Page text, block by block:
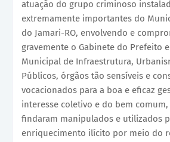
atuação do grupo criminoso
extremamente importantes do
do Jamari-RO, envolvendo e
gravemente o Gabinete do Prefeito
Municipal de Infraestrutura,
Públicos, órgãos tão sensíveis e
vocacionados para a boa e eficaz
interesse coletivo e do bem
findaram manipulados e utilizados
enriquecimento ilícito por meio do